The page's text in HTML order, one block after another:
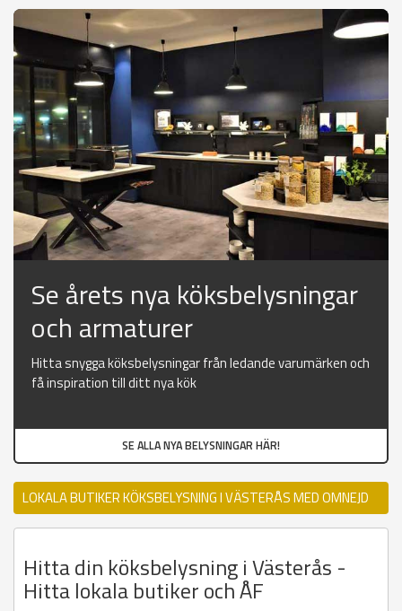
Se årets nya köksbelysningar
och armaturer
Hitta snygga köksbelysningar från ledande varumärken och
få inspiration till ditt nya kök
SE ALLA NYA BELYSNINGAR HÄR!
LOKALA BUTIKER KÖKSBELYSNING I VÄSTERÅS MED OMNEJD
Hitta din köksbelysning i Västerås -
Hitta lokala butiker och ÅF